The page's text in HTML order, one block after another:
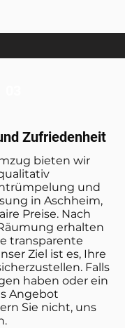
Zufriedenheit
bieten wir
und
in Aschheim,
Preise. Nach
erhalten
transparente
Ziel ist es, Ihre
Falls
haben oder ein
Angebot
Sie nicht, uns